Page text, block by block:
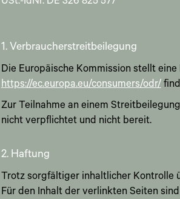
1. Verbraucherstreitbeilegung
Die Europäische Kommission stellt
https://ec.europa.eu/consumers/odr/
Zur Teilnahme an einem
nicht verpflichtet und nicht bereit.
2. Haftung
Trotz sorgfältiger inhaltlicher Kontrolle
Für den Inhalt der verlinkten Seiten